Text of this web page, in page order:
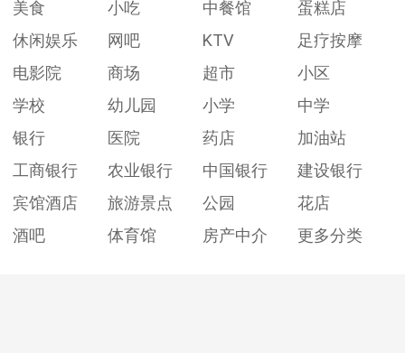
美食 小吃 中餐馆
蛋糕店
休闲娱乐
网吧 KTV
足疗按摩
电影院
商场 超市
小区
学校
幼儿园 小学
中学
银行
医院 药店
加油站
工商银行
农业银行 中国银行
建设银行
宾馆酒店
旅游景点 公园
花店
酒吧
体育馆 房产中介 更多分类